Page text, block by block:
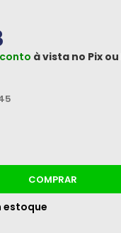
à vista no Pix ou
COMPRAR
estoque